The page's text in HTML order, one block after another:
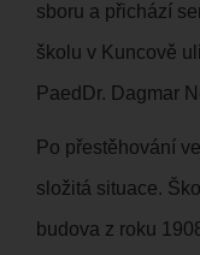
sboru a přichází
školu v Kuncově
PaedDr. Dagmar
Po přestěhování
složitá situace.
budova z roku